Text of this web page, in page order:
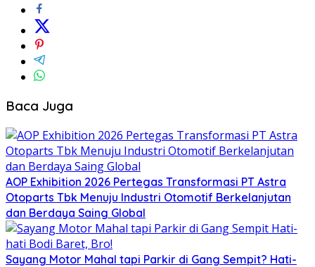
Baca Juga
AOP Exhibition 2026 Pertegas Transformasi PT Astra
Otoparts Tbk Menuju Industri Otomotif Berkelanjutan
dan Berdaya Saing Global
Sayang Motor Mahal tapi Parkir di Gang Sempit? Hati-